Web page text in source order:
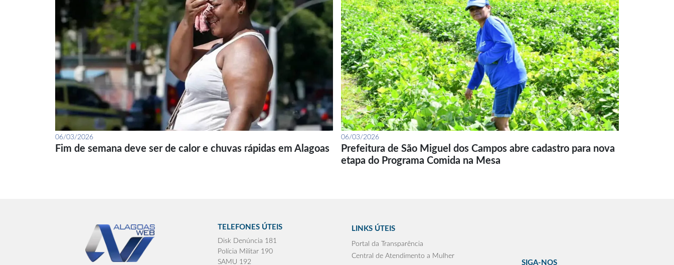
06/03/2026
Fim de semana deve ser de calor e chuvas rápidas em Alagoas
06/03/2026
Prefeitura de São Miguel dos Campos abre cadastro para nova
etapa do Programa Comida na Mesa
TELEFONES ÚTEIS
Disk Denúncia 181
Polícia Militar 190
SAMU 192
LINKS ÚTEIS
Portal da Transparência
Central de Atendimento a Mulher
SIGA-NOS